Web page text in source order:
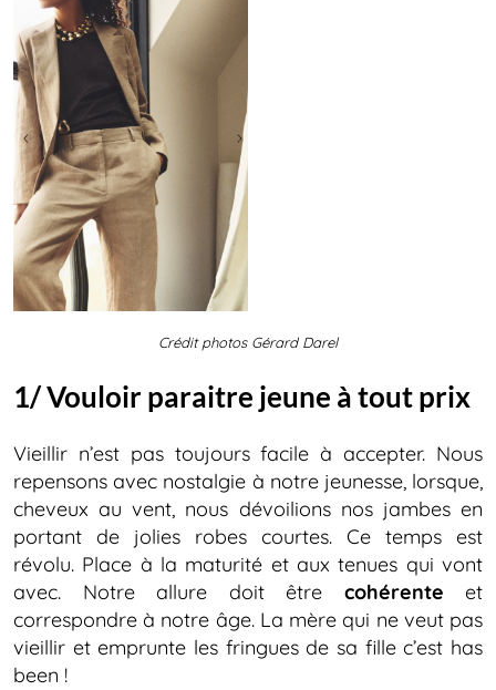
Crédit photos Gérard Darel
1/ Vouloir paraitre jeune à tout prix
Vieillir n’est pas toujours facile à accepter. Nous
repensons avec nostalgie à notre jeunesse, lorsque,
cheveux au vent, nous dévoilions nos jambes en
portant de jolies robes courtes. Ce temps est
révolu. Place à la maturité et aux tenues qui vont
avec. Notre allure doit être cohérente et
correspondre à notre âge. La mère qui ne veut pas
vieillir et emprunte les fringues de sa fille c’est has
been !